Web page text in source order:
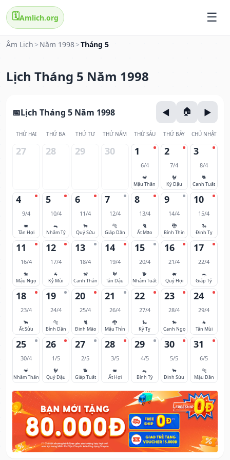
🗓️Amlich.org
Âm Lịch > Năm 1998>Tháng 5
Lịch Tháng 5 Năm 1998
Lịch Tháng 5 Năm 1998
THỨ HAI THỨ BA THỨ TƯ THỨ NĂM THỨ SÁU THỨ BẢY CHỦ NHẬT
27 28 29 30 1
6/4
🐒
Mậu Thân
2
7/4
🐓
Kỷ Dậu
3
8/4
🐕
Canh Tuất
4
9/4
🐖
Tân Hợi
5
10/4
🐀
Nhâm Tý
6
11/4
🐂
Quý Sửu
7
12/4
🐅
Giáp Dần
8
13/4
🐈
Ất Mão
9
14/4
🐉
Bính Thìn
10
15/4
🐍
Đinh Tỵ
11
16/4
🐎
Mậu Ngọ
12
17/4
🐐
Kỷ Mùi
13
18/4
🐒
Canh Thân
14
19/4
🐓
Tân Dậu
15
20/4
🐕
Nhâm Tuất
16
21/4
🐖
Quý Hợi
17
22/4
🐀
Giáp Tý
18
23/4
🐂
Ất Sửu
19
24/4
🐅
Bính Dần
20
25/4
🐈
Đinh Mão
21
26/4
🐉
Mậu Thìn
22
27/4
🐍
Kỷ Tỵ
23
28/4
🐎
Canh Ngọ
24
29/4
🐐
Tân Mùi
25
30/4
🐒
Nhâm Thân
26
1/5
🐓
Quý Dậu
27
2/5
🐕
Giáp Tuất
28
3/5
🐖
Ất Hợi
29
4/5
🐀
Bính Tý
30
5/5
🐂
Đinh Sửu
31
6/5
🐅
Mậu Dần